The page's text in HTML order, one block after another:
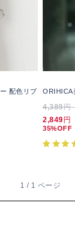
配色リブ ORIHICA
4,389円
2,849 円
35%OFF
1 / 1 ページ